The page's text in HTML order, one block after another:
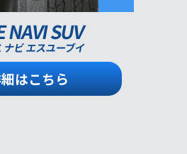
NAVI SUV
ナビ エスユーブイ
はこちら